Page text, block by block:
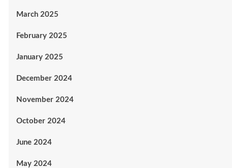
March 2025
February 2025
January 2025
December 2024
November 2024
October 2024
June 2024
May 2024